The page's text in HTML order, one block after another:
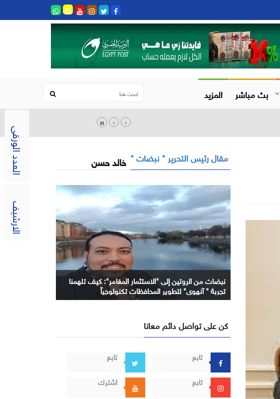
العدد الورقى
الارشيف
بث مباشر المزيد
مقال رئيس التحرير " نبضات " خالد حسن
نبضات من الروتين إلى "الاستثمار المغامر": كيف تلهمنا
تجربة " آنهوي" لتطوير المحافظات تكنولوجياً
كن على تواصل دائم معانا
تابع
تابع
تابع
اشترك